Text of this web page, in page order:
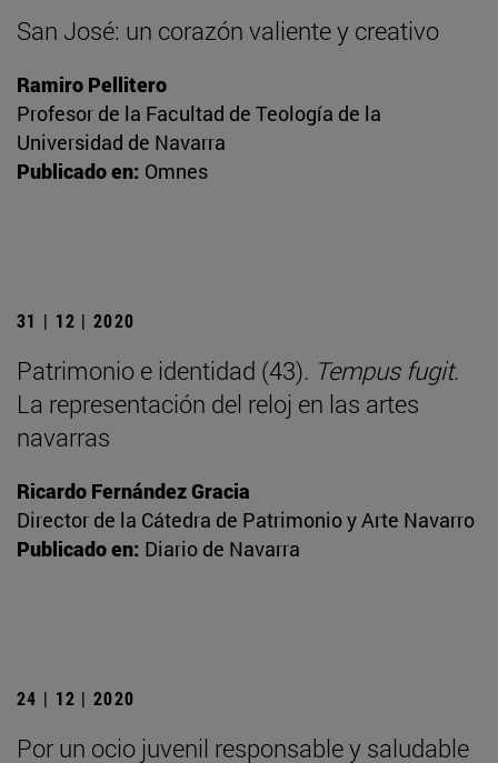
San José: un corazón valiente y creativo
Ramiro Pellitero
Profesor de la Facultad de Teología de la
Universidad de Navarra
Publicado en: Omnes
31 | 12 | 2020
Patrimonio e identidad (43). Tempus fugit.
La representación del reloj en las artes
navarras
Ricardo Fernández Gracia
Director de la Cátedra de Patrimonio y Arte Navarro
Publicado en: Diario de Navarra
24 | 12 | 2020
Por un ocio juvenil responsable y saludable